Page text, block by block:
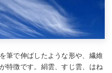
筆で伸ばしたような形や、繊維
特徴です。絹雲、すじ雲、はね